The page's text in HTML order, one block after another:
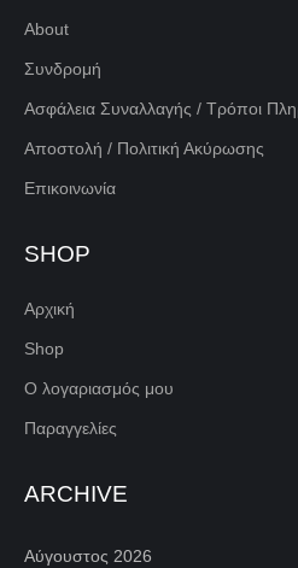
About
Συνδρομή
Ασφάλεια Συναλλαγής / Τρόποι
Αποστολή / Πολιτική Ακύρωσης
Επικοινωνία
SHOP
Αρχική
Shop
Ο λογαριασμός μου
Παραγγελίες
ARCHIVE
Αύγουστος 2026